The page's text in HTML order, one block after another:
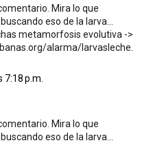
Mira lo que
eso de la larva...
metamorfosis evolutiva ->
alarma/larvasleche.
7:18 p.m.
Mira lo que
eso de la larva...